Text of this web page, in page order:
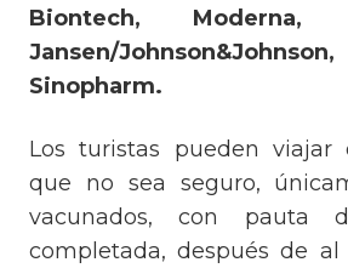
Biontech, Moderna,
Jansen/
Sinopharm.
Los turistas pueden viajar
que no sea seguro,
vacunados, con pauta
completada, después de al